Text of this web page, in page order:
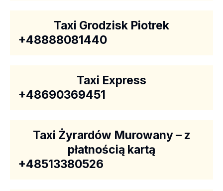
Taxi Grodzisk Piotrek
+48888081440
Taxi Express
+48690369451
Taxi Żyrardów Murowany – z
płatnością kartą
+48513380526